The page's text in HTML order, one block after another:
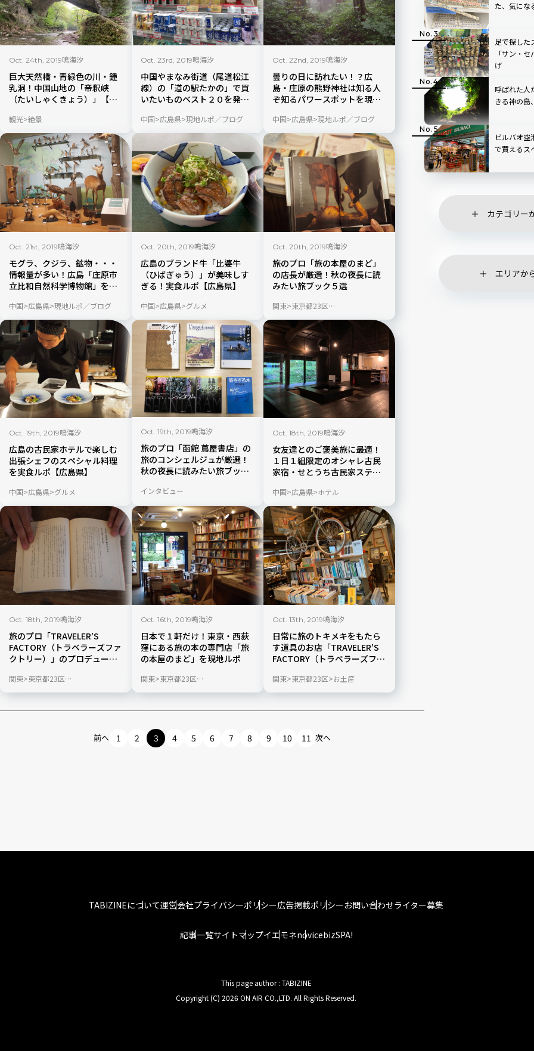
Oct. 24th, 2019鳴海汐
巨大天然橋・青緑色の川・鍾
乳洞！中国山地の「帝釈峡
（たいしゃくきょう）」【広
観光 絶景
Oct. 23rd, 2019鳴海汐
中国やまなみ街道（尾道松江
線）の「道の駅たかの」で買
いたいものベスト２０を発表
中国 広島県 現地ルポ／ブログ
Oct. 22nd, 2019鳴海汐
曇りの日に訪れたい！？広
島・庄原の熊野神社は知る人
ぞ知るパワースポットを現地
中国 広島県 現地ルポ／ブログ
Oct. 21st, 2019鳴海汐
モグラ、クジラ、鉱物・・・
情報量が多い！広島「庄原市
立比和自然科学博物館」を現
中国 広島県 現地ルポ／ブログ
Oct. 20th, 2019鳴海汐
広島のブランド牛「比婆牛
（ひばぎゅう）」が美味しす
ぎる！実食ルポ【広島県】
中国 広島県 グルメ
Oct. 20th, 2019鳴海汐
旅のプロ「旅の本屋のまど」
の店長が厳選！秋の夜長に読
みたい旅ブック５選
関東 東京都23区
Oct. 19th, 2019鳴海汐
広島の古民家ホテルで楽しむ
出張シェフのスペシャル料理
を実食ルポ【広島県】
中国 広島県 グルメ
Oct. 19th, 2019鳴海汐
旅のプロ「函館 蔦屋書店」の
旅のコンシェルジュが厳選！
秋の夜長に読みたい旅ブック
インタビュー
Oct. 18th, 2019鳴海汐
女友達とのご褒美旅に最適！
１日１組限定のオシャレ古民
家宿・せとうち古民家ステイ
「不老仙」とは【広島県】
中国 広島県 ホテル
Oct. 18th, 2019鳴海汐
旅のプロ「TRAVELER’S
FACTORY（トラベラーズファ
クトリー）」のプロデューサ
い旅ブック５選
関東 東京都23区
Oct. 16th, 2019鳴海汐
日本で１軒だけ！東京・西荻
窪にある旅の本の専門店「旅
の本屋のまど」を現地ルポ
関東 東京都23区
Oct. 13th, 2019鳴海汐
日常に旅のトキメキをもたら
す道具のお店「TRAVELER’S
FACTORY（トラベラーズファ
関東 東京都23区 お土産
前へ 1 2 3 4 5 6 7 8 9 10 11 次へ
た、気にな
足で探した
「サン・
げ
呼ばれた人
きる神の島
ビルバオ空
で買えるス
カテゴリー
エリアか
TABIZINEについて運営会社プライバシーポリシー広告掲載ポリシーお問い合わせライター募集
記事一覧サイトマップイエモネnovicebizSPA!
This page author : TABIZINE
Copyright (C) 2026 ON AIR CO.,LTD. All Rights Reserved.